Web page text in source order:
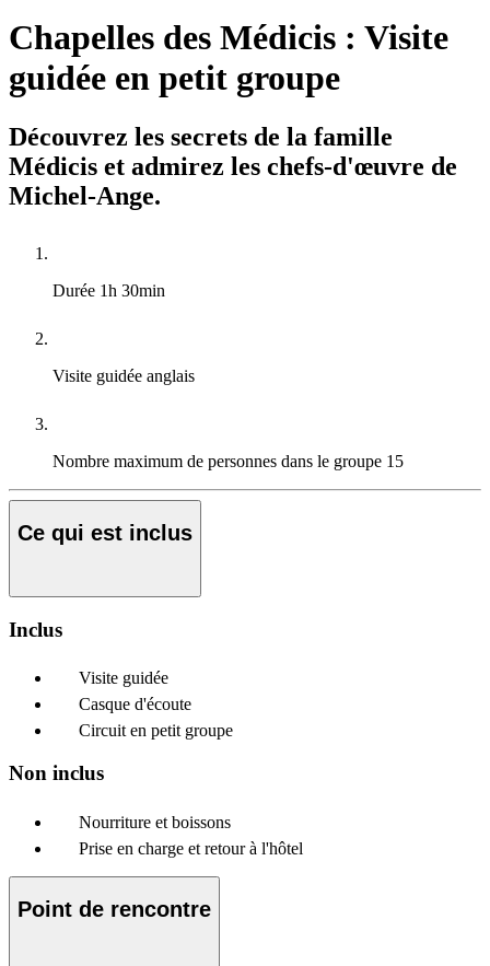
Chapelles des Médicis : Visite
guidée en petit groupe
Découvrez les secrets de la famille
Médicis et admirez les chefs-d'œuvre de
Michel-Ange.
Durée 1h 30min
Visite guidée anglais
Nombre maximum de personnes dans le groupe 15
Ce qui est inclus
Inclus
Visite guidée
Casque d'écoute
Circuit en petit groupe
Non inclus
Nourriture et boissons
Prise en charge et retour à l'hôtel
Point de rencontre